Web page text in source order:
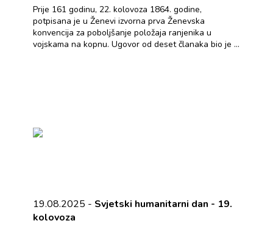
Prije 161 godinu, 22. kolovoza 1864. godine,
potpisana je u Ženevi izvorna prva Ženevska
konvencija za poboljšanje položaja ranjenika u
vojskama na kopnu. Ugovor od deset članaka bio je ...
19.08.2025 - Svjetski humanitarni dan - 19.
kolovoza